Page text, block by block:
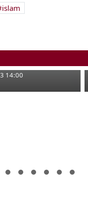
islam
Rukyatul Hilal di
14:00